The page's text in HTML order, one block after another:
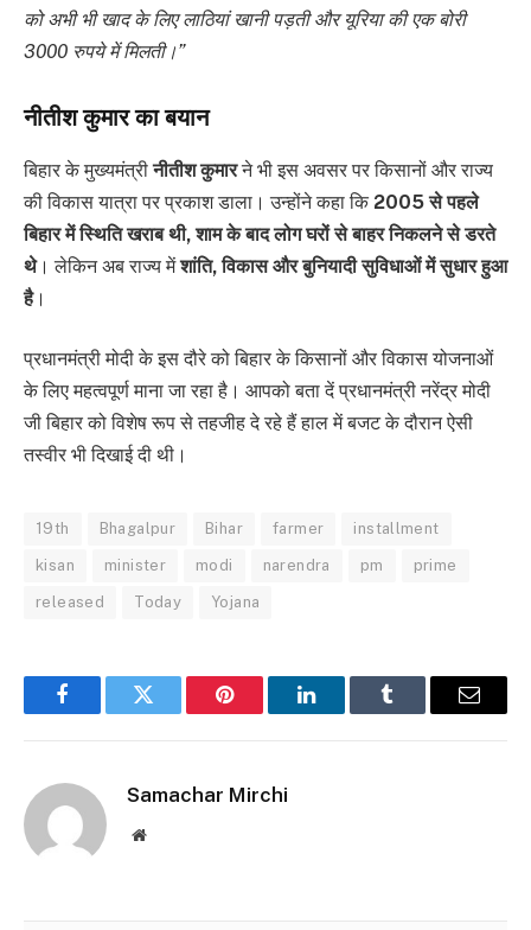
को अभी भी खाद के लिए लाठियां खानी पड़ती और यूरिया की एक बोरी
3000 रुपये में मिलती।”
नीतीश कुमार का बयान
बिहार के मुख्यमंत्रीनीतीश कुमारने भी इस अवसर पर किसानों और राज्य
की विकास यात्रा पर प्रकाश डाला। उन्होंने कहा कि 2005 से पहले
बिहार में स्थिति खराब थी, शाम के बाद लोग घरों से बाहर निकलने से डरते
थे। लेकिन अब राज्य मेंशांति, विकास और बुनियादी सुविधाओं में सुधार हुआ
है।
प्रधानमंत्री मोदी के इस दौरे को बिहार के किसानों और विकास योजनाओं
के लिए महत्वपूर्ण माना जा रहा है। आपको बता दें प्रधानमंत्री नरेंद्र मोदी
जी बिहार को विशेष रूप से तहजीह दे रहे हैं हाल में बजट के दौरान ऐसी
तस्वीर भी दिखाई दी थी।
19th Bhagalpur Bihar farmer installment
kisan minister modi narendra pm prime
released Today Yojana
FacebookTwitter Pinterest LinkedInTumblr Email
Samachar Mirchi
Website